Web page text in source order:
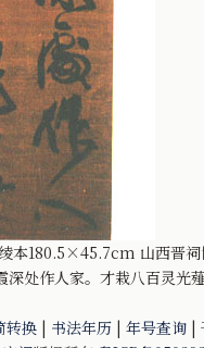
本180.5×45.7cm 山西晋祠
深处作人家。才栽八百灵光
转换 | 书法年历 | 年号查询 |